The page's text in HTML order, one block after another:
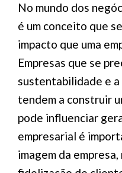
No mundo dos
é um conceito que
impacto que uma
Empresas que se
sustentabilidade e
tendem a construir
pode influenciar
empresarial é
imagem da